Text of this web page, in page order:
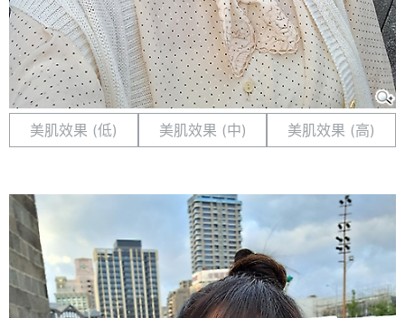
美肌效果 (低) 美肌效果 (中) 美肌效果 (高)